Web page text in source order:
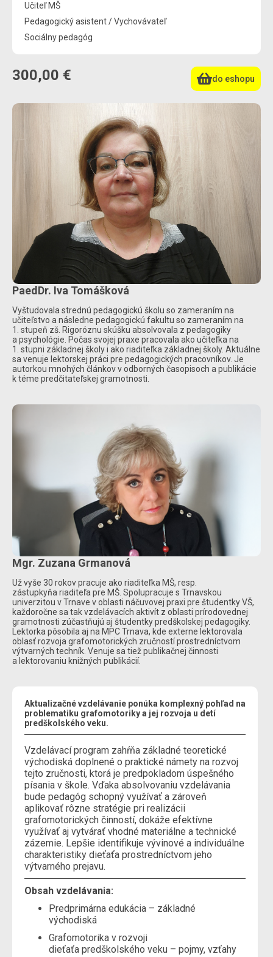
Učiteľ MŠ
Pedagogický asistent / Vychovávateľ
Sociálny pedagóg
300,00 € do eshopu
PaedDr. Iva Tomášková
Vyštudovala strednú pedagogickú školu so zameraním na
učiteľstvo a následne pedagogickú fakultu so zameraním na
1. stupeň zš. Rigoróznu skúšku absolvovala z pedagogiky
a psychológie. Počas svojej praxe pracovala ako učiteľka na
1. stupni základnej školy i ako riaditeľka základnej školy. Aktuálne
sa venuje lektorskej práci pre pedagogických pracovníkov. Je
autorkou mnohých článkov v odborných časopisoch a publikácie
k téme predčitateľskej gramotnosti.
Mgr. Zuzana Grmanová
Už vyše 30 rokov pracuje ako riaditeľka MŠ, resp.
zástupkyňa riaditeľa pre MŠ. Spolupracuje s Trnavskou
univerzitou v Trnave v oblasti náčuvovej praxi pre študentky VŠ,
každoročne sa tak vzdelávacích aktivít z oblasti prírodovednej
gramotnosti zúčastňujú aj študentky predškolskej pedagogiky.
Lektorka pôsobila aj na MPC Trnava, kde externe lektorovala
oblasť rozvoja grafomotorických zručností prostredníctvom
výtvarných techník. Venuje sa tiež publikačnej činnosti
a lektorovaniu knižných publikácií.
Aktualizačné vzdelávanie ponúka komplexný pohľad na
problematiku grafomotoriky a jej rozvoja u detí
predškolského veku.
Vzdelávací program zahŕňa základné teoretické
východiská doplnené o praktické námety na rozvoj
tejto zručnosti, ktorá je predpokladom úspešného
písania v škole. Vďaka absolvovaniu vzdelávania
bude pedagóg schopný využívať a zároveň
aplikovať rôzne stratégie pri realizácii
grafomotorických činností, dokáže efektívne
využívať aj vytvárať vhodné materiálne a technické
zázemie. Lepšie identifikuje vývinové a individuálne
charakteristiky dieťaťa prostredníctvom jeho
výtvarného prejavu.
Obsah vzdelávania:
Predprimárna edukácia – základné
východiská
Grafomotorika v rozvoji
dieťaťa predškolského veku – pojmy, vzťahy